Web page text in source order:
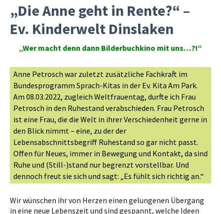
„Die Anne geht in Rente?“ –
Ev. Kinderwelt Dinslaken
„Wer macht denn dann Bilderbuchkino mit uns…?!“
Anne Petrosch war zuletzt zusätzliche Fachkraft im
Bundesprogramm Sprach-Kitas in der Ev. Kita Am Park.
Am 08.03.2022, zugleich Weltfrauentag, durfte ich Frau
Petrosch in den Ruhestand verabschieden. Frau Petrosch
ist eine Frau, die die Welt in ihrer Verschiedenheit gerne in
den Blick nimmt – eine, zu der der
Lebensabschnittsbegriff Ruhestand so gar nicht passt.
Offen für Neues, immer in Bewegung und Kontakt, da sind
Ruhe und (Still-)stand nur begrenzt vorstellbar. Und
dennoch freut sie sich und sagt: „Es fühlt sich richtig an.“
Wir wünschen ihr von Herzen einen gelungenen Übergang
in eine neue Lebenszeit und sind gespannt, welche Ideen